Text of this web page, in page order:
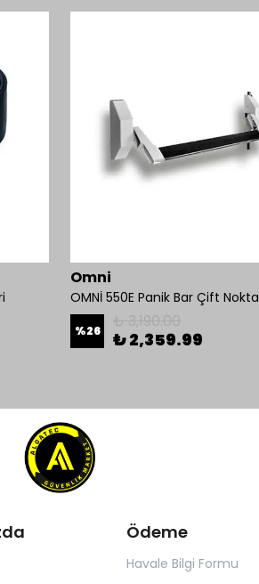
Omni
%26 ₺ 2,359.99
Ödeme
Havale Bilgi Formu